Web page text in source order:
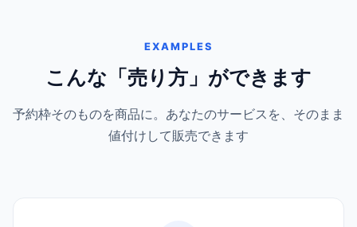
EXAMPLES
こんな「売り方」ができます
予約枠そのものを商品に。あなたのサービスを、そのまま
値付けして販売できます